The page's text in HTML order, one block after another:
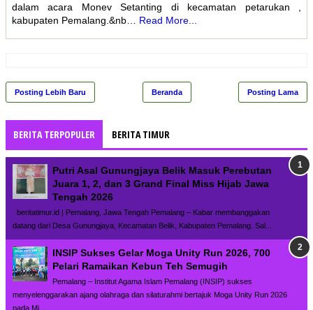
dalam acara Monev Setanting di kecamatan petarukan ,
kabupaten Pemalang.&nb…
Read More...
Posting Lebih Baru Posting Lama
Beranda
BERITA TERPOPULER BERITA TIMUR
Putri Asal Gunungjaya Belik Masuk Perebutan
Juara 1, 2, dan 3 Grand Final Miss Hijab Jawa
Tengah 2026
beritatimur.id | Pemalang, Jawa Tengah Pemalang – Kabar membanggakan
datang dari Desa Gunungjaya, Kecamatan Belik, Kabupaten Pemalang. Sal...
INSIP Sukses Gelar Moga Unity Run 2026, 700
Pelari Ramaikan Kebun Teh Semugih
Pemalang – Institut Agama Islam Pemalang (INSIP) sukses
menyelenggarakan ajang olahraga dan silaturahmi bertajuk Moga Unity Run 2026
pada Mi...